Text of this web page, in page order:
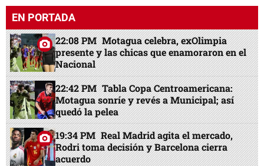
EN PORTADA
22:08 PM Motagua celebra, exOlimpia
presente y las chicas que enamoraron en el
Nacional
22:42 PM Tabla Copa Centroamericana:
Motagua sonríe y revés a Municipal; así
quedó la pelea
19:34 PM Real Madrid agita el mercado,
Rodri toma decisión y Barcelona cierra
acuerdo